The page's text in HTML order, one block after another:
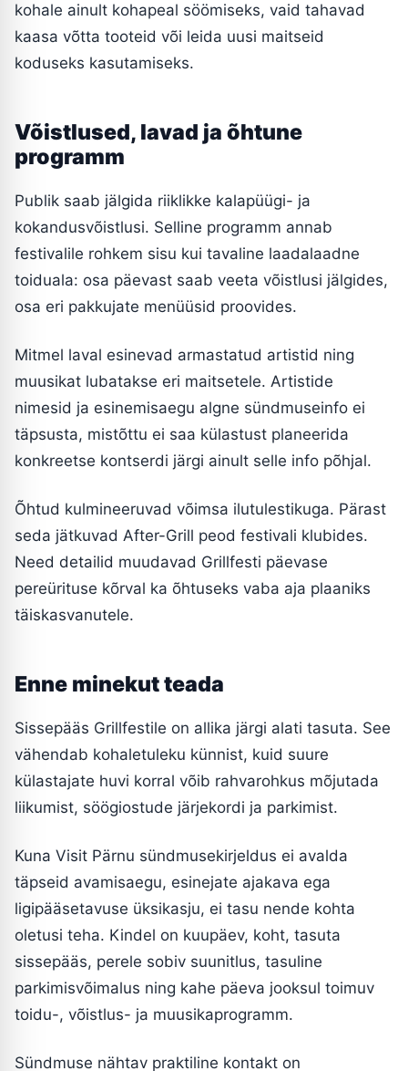
kohale ainult kohapeal söömiseks, vaid tahavad
kaasa võtta tooteid või leida uusi maitseid
koduseks kasutamiseks.
Võistlused, lavad ja õhtune
programm
Publik saab jälgida riiklikke kalapüügi- ja
kokandusvõistlusi. Selline programm annab
festivalile rohkem sisu kui tavaline laadalaadne
toiduala: osa päevast saab veeta võistlusi jälgides,
osa eri pakkujate menüüsid proovides.
Mitmel laval esinevad armastatud artistid ning
muusikat lubatakse eri maitsetele. Artistide
nimesid ja esinemisaegu algne sündmuseinfo ei
täpsusta, mistõttu ei saa külastust planeerida
konkreetse kontserdi järgi ainult selle info põhjal.
Õhtud kulmineeruvad võimsa ilutulestikuga. Pärast
seda jätkuvad After-Grill peod festivali klubides.
Need detailid muudavad Grillfesti päevase
pereürituse kõrval ka õhtuseks vaba aja plaaniks
täiskasvanutele.
Enne minekut teada
Sissepääs Grillfestile on allika järgi alati tasuta. See
vähendab kohaletuleku künnist, kuid suure
külastajate huvi korral võib rahvarohkus mõjutada
liikumist, söögiostude järjekordi ja parkimist.
Kuna Visit Pärnu sündmusekirjeldus ei avalda
täpseid avamisaegu, esinejate ajakava ega
ligipääsetavuse üksikasju, ei tasu nende kohta
oletusi teha. Kindel on kuupäev, koht, tasuta
sissepääs, perele sobiv suunitlus, tasuline
parkimisvõimalus ning kahe päeva jooksul toimuv
toidu-, võistlus- ja muusikaprogramm.
Sündmuse nähtav praktiline kontakt on